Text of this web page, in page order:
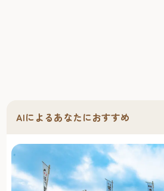
AIによるあなたにおすすめ